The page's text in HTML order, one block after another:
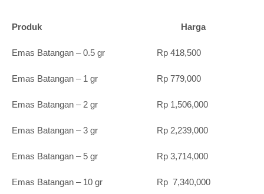
Produk Harga
Emas Batangan – 0.5 gr Rp 418,500
Emas Batangan – 1 gr Rp 779,000
Emas Batangan – 2 gr Rp 1,506,000
Emas Batangan – 3 gr Rp 2,239,000
Emas Batangan – 5 gr Rp 3,714,000
Emas Batangan – 10 gr Rp 7,340,000